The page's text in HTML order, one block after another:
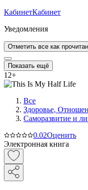
КабинетКабинет
Уведомления
Отметить все как
Показать ещё
12+
Все
Здоровье,
Саморазвитие и
0.02Оценить
Электронная книга